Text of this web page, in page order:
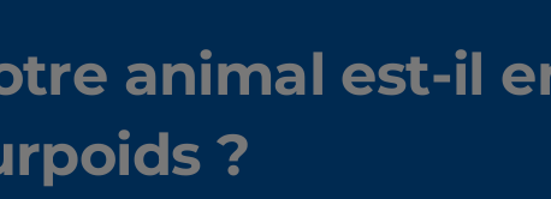
animal est-il
?